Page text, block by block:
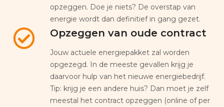
opzeggen. Doe je niets? De overstap van
energie wordt dan definitief in gang gezet.
Opzeggen van oude contract
Jouw actuele energiepakket zal worden
opgezegd. In de meeste gevallen krijg je
daarvoor hulp van het nieuwe energiebedrijf.
Tip: krijg je een andere huis? Dan moet je zelf
meestal het contract opzeggen (online of per